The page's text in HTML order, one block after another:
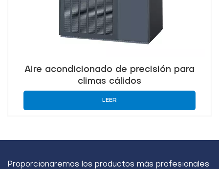
Aire acondicionado de precisión para
climas cálidos
LEER
Proporcionaremos los productos más profesionales